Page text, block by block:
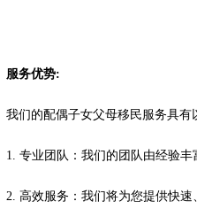
服务优势:
我们的配偶子女父母移民服务具有
1. 专业团队：我们的团队由经验
2. 高效服务：我们将为您提供快